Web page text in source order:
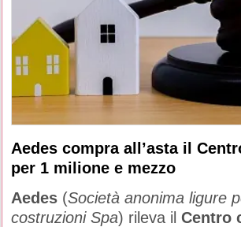
Aedes compra all’asta il
per 1 milione e mezzo
Aedes (Società anonima ligure
costruzioni Spa) rileva il Centro